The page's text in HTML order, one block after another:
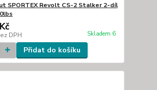
SPORTEX Revolt CS-2 Stalker 2-díl
DPH Skladem 6
Přidat do košíku